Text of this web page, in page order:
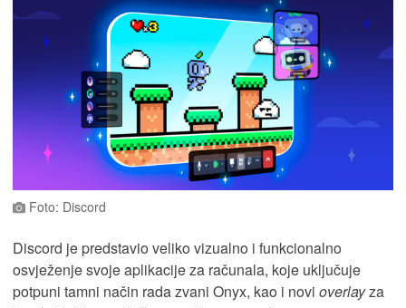
Foto: Discord
Discord je predstavio veliko vizualno i funkcionalno
osvježenje svoje aplikacije za računala, koje uključuje
potpuni tamni način rada zvani Onyx, kao i novi overlayza